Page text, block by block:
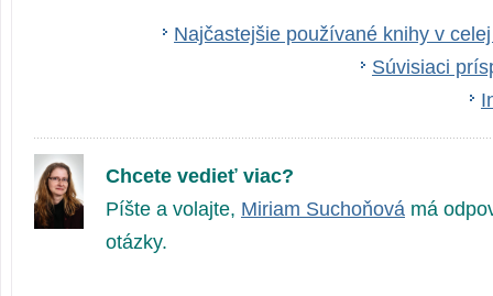
Najčastejšie používané knihy v
Súvisiaci
Chcete vedieť viac?
Píšte a volajte, Miriam Suchoňová má
otázky.